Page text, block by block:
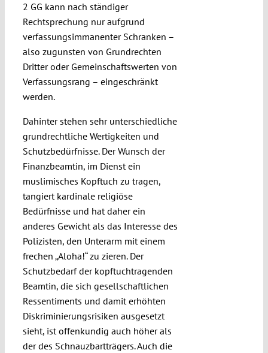
2 GG kann nach ständiger
Rechtsprechung nur aufgrund
verfassungsimmanenter Schranken –
also zugunsten von Grundrechten
Dritter oder Gemeinschaftswerten von
Verfassungsrang – eingeschränkt
werden.
Dahinter stehen sehr unterschiedliche
grundrechtliche Wertigkeiten und
Schutzbedürfnisse. Der Wunsch der
Finanzbeamtin, im Dienst ein
muslimisches Kopftuch zu tragen,
tangiert kardinale religiöse
Bedürfnisse und hat daher ein
anderes Gewicht als das Interesse des
Polizisten, den Unterarm mit einem
frechen „Aloha!“ zu zieren. Der
Schutzbedarf der kopftuchtragenden
Beamtin, die sich gesellschaftlichen
Ressentiments und damit erhöhten
Diskriminierungsrisiken ausgesetzt
sieht, ist offenkundig auch höher als
der des Schnauzbartträgers. Auch die